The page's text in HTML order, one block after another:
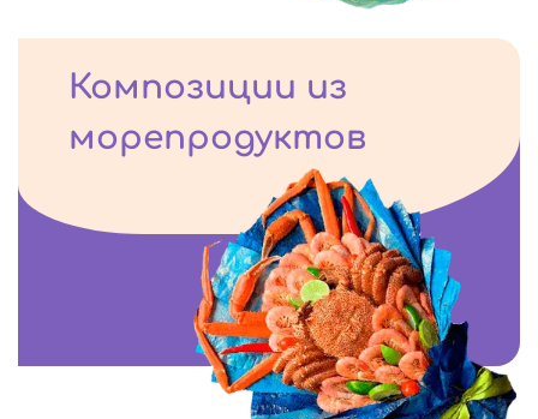
Композиции из
морепродуктов